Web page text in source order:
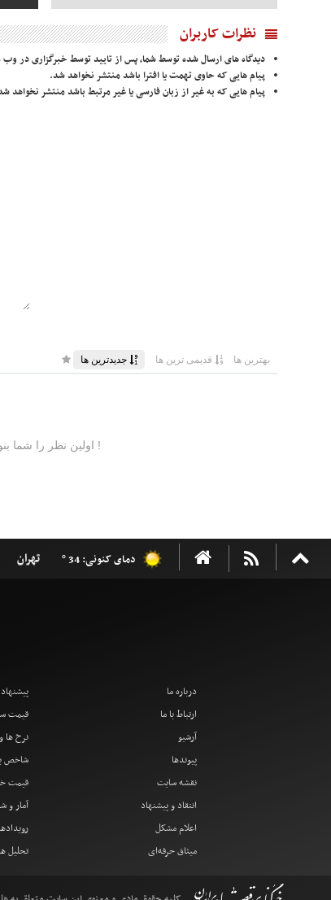
نظرات کاربران
دیدگاه های ارسال شده توسط شما، پس از تایید توسط خبرگزاری در
پیام هایی که حاوی تهمت یا افترا باشد منتشر نخواهد شد.
پیام هایی که به غیر از زبان فارسی یا غیر مرتبط باشد منتشر نخواهد
دمای کنونی: 34 °
درباره ما
ارتباط با ما
آرشیو
پیوندها
نقشه سایت
انتقاد و پیشنهاد
اعلام مشکل
میثاق حرفه‌ای
قیمت
نرخ ها
شاخص
قیمت
آمار و
تحلیل